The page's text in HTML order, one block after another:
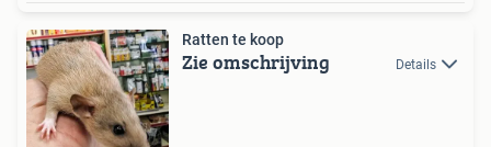
Ratten te koop
Zie omschrijving Details